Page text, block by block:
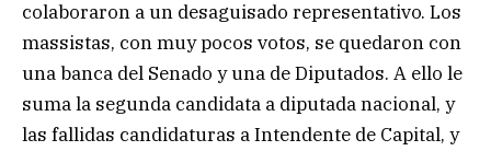
colaboraron a un desaguisado representativo. Los
massistas, con muy pocos votos, se quedaron con
una banca del Senado y una de Diputados. A ello le
suma la segunda candidata a diputada nacional, y
las fallidas candidaturas a Intendente de Capital, y